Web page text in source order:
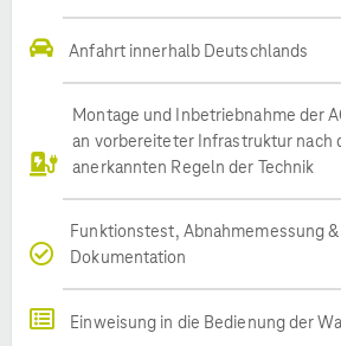
Anfahrt innerhalb Deutschlands
Montage und Inbetriebnahme der
an vorbereiteter Infrastruktur nach
anerkannten Regeln der Technik
Funktionstest, Abnahmemessung &
Dokumentation
Einweisung in die Bedienung der